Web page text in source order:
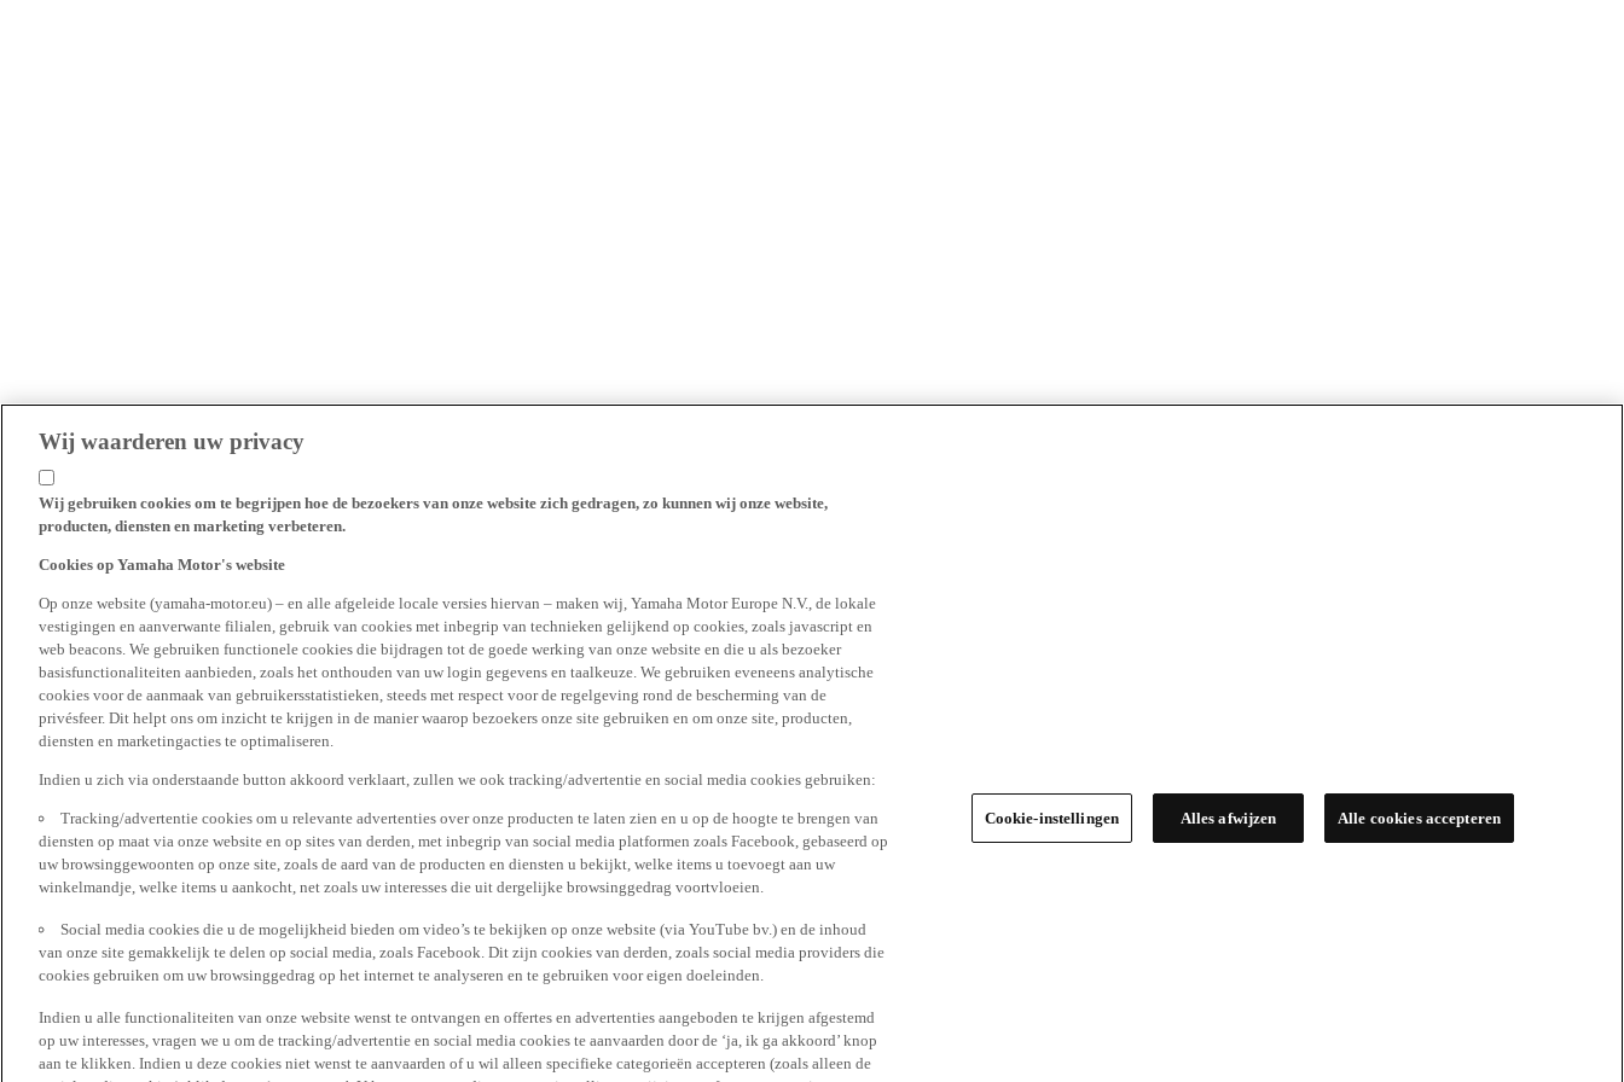
Wij waarderen uw privacy
Wij gebruiken cookies om te begrijpen hoe de bezoekers van onze website zich gedragen, zo kunnen wij onze website,
producten, diensten en marketing verbeteren.
Cookies op Yamaha Motor's website
Op onze website (yamaha-motor.eu) – en alle afgeleide locale versies hiervan – maken wij, Yamaha Motor Europe N.V., de lokale
vestigingen en aanverwante filialen, gebruik van cookies met inbegrip van technieken gelijkend op cookies, zoals javascript en
web beacons. We gebruiken functionele cookies die bijdragen tot de goede werking van onze website en die u als bezoeker
basisfunctionaliteiten aanbieden, zoals het onthouden van uw login gegevens en taalkeuze. We gebruiken eveneens analytische
cookies voor de aanmaak van gebruikersstatistieken, steeds met respect voor de regelgeving rond de bescherming van de
privésfeer. Dit helpt ons om inzicht te krijgen in de manier waarop bezoekers onze site gebruiken en om onze site, producten,
diensten en marketingacties te optimaliseren.
Indien u zich via onderstaande button akkoord verklaart, zullen we ook tracking/advertentie en social media cookies gebruiken:
Tracking/advertentie cookies om u relevante advertenties over onze producten te laten zien en u op de hoogte te brengen van
diensten op maat via onze website en op sites van derden, met inbegrip van social media platformen zoals Facebook, gebaseerd op
uw browsinggewoonten op onze site, zoals de aard van de producten en diensten u bekijkt, welke items u toevoegt aan uw
winkelmandje, welke items u aankocht, net zoals uw interesses die uit dergelijke browsinggedrag voortvloeien.
Social media cookies die u de mogelijkheid bieden om video’s te bekijken op onze website (via YouTube bv.) en de inhoud
van onze site gemakkelijk te delen op social media, zoals Facebook. Dit zijn cookies van derden, zoals social media providers die
cookies gebruiken om uw browsinggedrag op het internet te analyseren en te gebruiken voor eigen doeleinden.
Indien u alle functionaliteiten van onze website wenst te ontvangen en offertes en advertenties aangeboden te krijgen afgestemd
op uw interesses, vragen we u om de tracking/advertentie en social media cookies te aanvaarden door de ‘ja, ik ga akkoord’ knop
aan te klikken. Indien u deze cookies niet wenst te aanvaarden of u wil alleen specifieke categorieën accepteren (zoals alleen de
Cookie-instellingen Alles afwijzen Alle cookies accepteren